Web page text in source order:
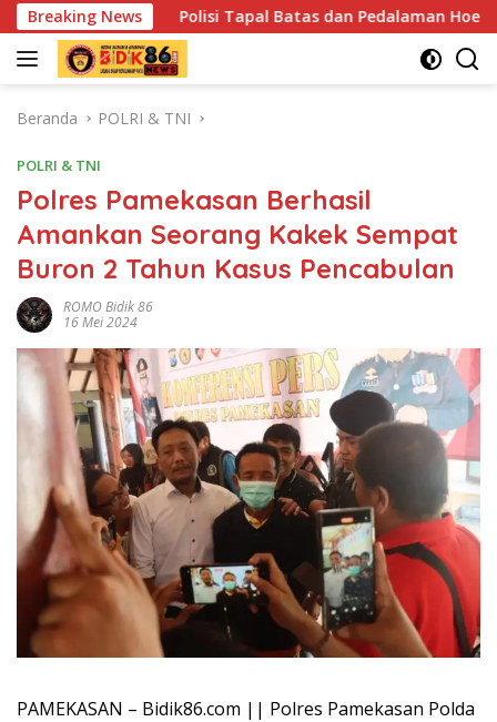
Langsung
ke
konten
Breaking News
Polisi Tapal Batas dan Pedalaman Hoegeng Awards 2026
Beranda POLRI & TNI
POLRI & TNI
Polres Pamekasan Berhasil
Amankan Seorang Kakek Sempat
Buron 2 Tahun Kasus Pencabulan
ROMO Bidik 86
16 Mei 2024
PAMEKASAN – Bidik86.com || Polres Pamekasan Polda